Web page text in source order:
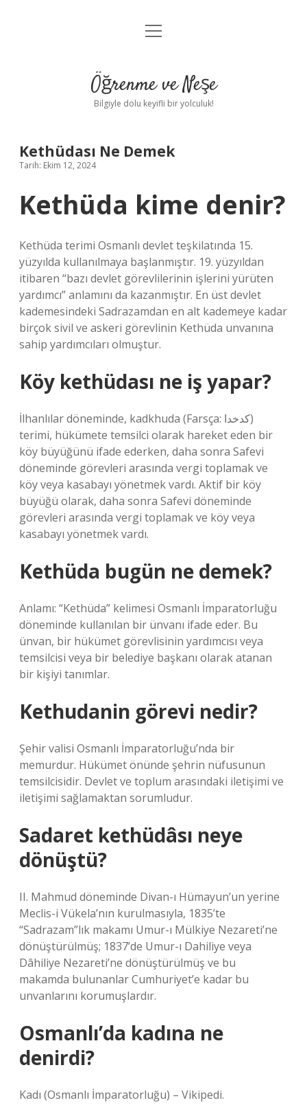
Anasayfa
Yasal Uyarı
menüyü
Öğrenme ve Neşe
Bilgiyle dolu keyifli bir yolculuk!
Kethüdası Ne Demek
Tarih: Ekim 12, 2024
Kethüda kime denir?
Kethüda terimi Osmanlı devlet teşkilatında 15.
yüzyılda kullanılmaya başlanmıştır. 19. yüzyıldan
itibaren “bazı devlet görevlilerinin işlerini yürüten
yardımcı” anlamını da kazanmıştır. En üst devlet
kademesindeki Sadrazamdan en alt kademeye kadar
birçok sivil ve askeri görevlinin Kethüda unvanına
sahip yardımcıları olmuştur.
Köy kethüdası ne iş yapar?
İlhanlılar döneminde, kadkhuda (Farsça: کدخدا)
terimi, hükümete temsilci olarak hareket eden bir
köy büyüğünü ifade ederken, daha sonra Safevi
döneminde görevleri arasında vergi toplamak ve
köy veya kasabayı yönetmek vardı. Aktif bir köy
büyüğü olarak, daha sonra Safevi döneminde
görevleri arasında vergi toplamak ve köy veya
kasabayı yönetmek vardı.
Kethüda bugün ne demek?
Anlamı: “Kethüda” kelimesi Osmanlı İmparatorluğu
döneminde kullanılan bir ünvanı ifade eder. Bu
ünvan, bir hükümet görevlisinin yardımcısı veya
temsilcisi veya bir belediye başkanı olarak atanan
bir kişiyi tanımlar.
Kethudanin görevi nedir?
Şehir valisi Osmanlı İmparatorluğu’nda bir
memurdur. Hükümet önünde şehrin nüfusunun
temsilcisidir. Devlet ve toplum arasındaki iletişimi ve
iletişimi sağlamaktan sorumludur.
Sadaret kethüdâsı neye
dönüştü?
II. Mahmud döneminde Divan-ı Hümayun’un yerine
Meclis-i Vükela’nın kurulmasıyla, 1835’te
“Sadrazam”lık makamı Umur-ı Mülkiye Nezareti’ne
dönüştürülmüş; 1837’de Umur-ı Dahiliye veya
Dâhiliye Nezareti’ne dönüştürülmüş ve bu
makamda bulunanlar Cumhuriyet’e kadar bu
unvanlarını korumuşlardır.
Osmanlı’da kadına ne
denirdi?
Kadı (Osmanlı İmparatorluğu) – Vikipedi.